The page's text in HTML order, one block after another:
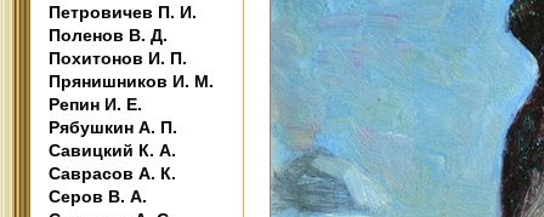
Петровичев П. И.
Поленов В. Д.
Похитонов И. П.
Прянишников И. М.
Репин И. Е.
Рябушкин А. П.
Савицкий К. А.
Саврасов А. К.
Серов В. А.